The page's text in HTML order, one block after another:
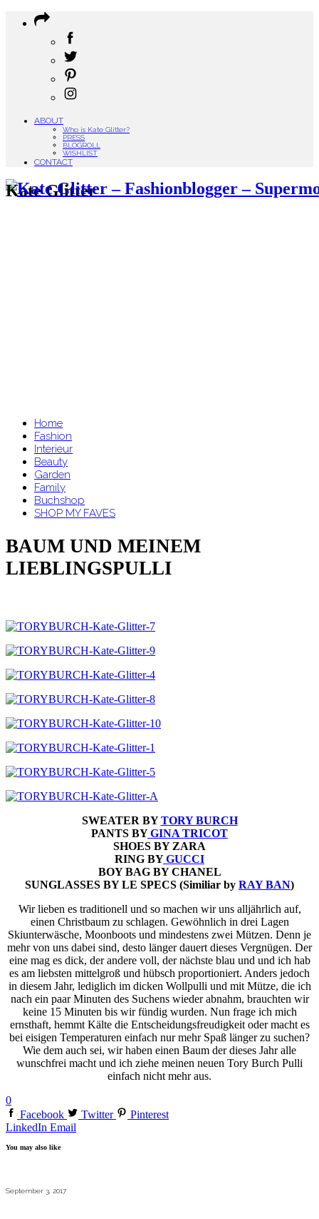
ABOUT
Who is Kate Glitter?
PRESS
BLOGROLL
WISHLIST
CONTACT
Kate Glitter
Home
Fashion
Interieur
Beauty
Garden
Family
Buchshop
SHOP MY FAVES
BAUM UND MEINEM
LIEBLINGSPULLI
SWEATER BYTORY BURCH
PANTS BYGINA TRICOT
SHOES BY ZARA
RING BYGUCCI
BOY BAG BY CHANEL
SUNGLASSES BY LE SPECS (Similiar by RAY BAN)
Wir lieben es traditionell und so machen wir uns alljährlich auf,
einen Christbaum zu schlagen. Gewöhnlich in drei Lagen
Skiunterwäsche, Moonboots und mindestens zwei Mützen. Denn je
mehr von uns dabei sind, desto länger dauert dieses Vergnügen. Der
eine mag es dick, der andere voll, der nächste blau und und ich hab
es am liebsten mittelgroß und hübsch proportioniert. Anders jedoch
in diesem Jahr, lediglich im dicken Wollpulli und mit Mütze, die ich
nach ein paar Minuten des Suchens wieder abnahm, brauchten wir
keine 15 Minuten bis wir fündig wurden. Nun frage ich mich
ernsthaft, hemmt Kälte die Entscheidungsfreudigkeit oder macht es
bei eisigen Temperaturen einfach nur mehr Spaß länger zu suchen?
Wie dem auch sei, wir haben einen Baum der dieses Jahr alle
wunschfrei macht und ich ziehe meinen neuen Tory Burch Pulli
einfach nicht mehr aus.
0
Facebook
Twitter
Pinterest
LinkedIn Email
You may also like
September 3, 2017